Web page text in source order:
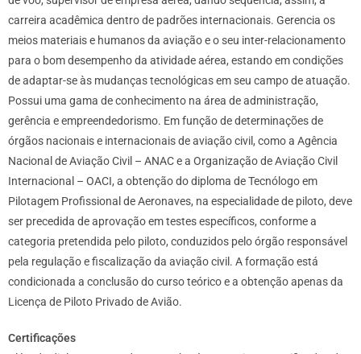
carreira acadêmica dentro de padrões internacionais. Gerencia os
meios materiais e humanos da aviação e o seu inter-relacionamento
para o bom desempenho da atividade aérea, estando em condições
de adaptar-se às mudanças tecnológicas em seu campo de atuação.
Possui uma gama de conhecimento na área de administração,
gerência e empreendedorismo. Em função de determinações de
órgãos nacionais e internacionais de aviação civil, como a Agência
Nacional de Aviação Civil – ANAC e a Organização de Aviação Civil
Internacional – OACI, a obtenção do diploma de Tecnólogo em
Pilotagem Profissional de Aeronaves, na especialidade de piloto, deve
ser precedida de aprovação em testes específicos, conforme a
categoria pretendida pelo piloto, conduzidos pelo órgão responsável
pela regulação e fiscalização da aviação civil. A formação está
condicionada a conclusão do curso teórico e a obtenção apenas da
Licença de Piloto Privado de Avião.
Certificações